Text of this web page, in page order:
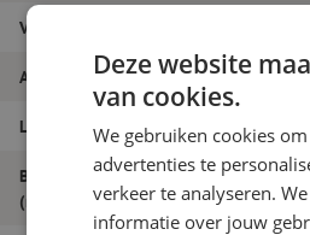
Vezelsoort
Aantal vezels Duplex
Lengte 22m
Buitendiameter
(mm)
1.8
Deze website
van cookies.
We gebruiken cookies
advertenties te
verkeer te analyseren.
informatie over jouw